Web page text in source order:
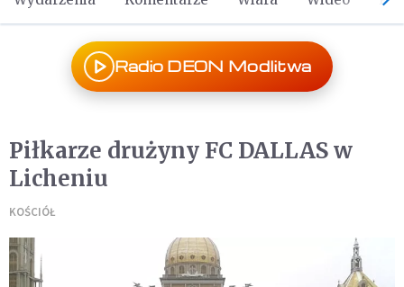
Radio DEON Modlitwa
Piłkarze drużyny FC DALLAS w
Licheniu
KOŚCIÓŁ